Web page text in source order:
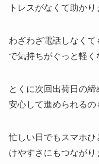
トレスがなくて助かり
わざわざ電話しなく
で気持ちがぐっと軽く
とくに次回出荷日の
安心して進められるの
忙しい日でもスマホ
けやすさにもつながり